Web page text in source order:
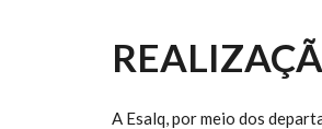
A Esalq, por meio dos